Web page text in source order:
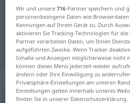
Deutsch-Türkisch
"wichtig"
"wichtig" Türkisch
„wichtig“:
Wir und unsere716-Partner speichern und
personenbezogene Daten wie
Kennungen auf Ihrem Gerät zu. Durch
aktivieren Sie Tracking-Technologien für
Partner verarbeiten Daten, um Ihnen
aufgeführten Zwecke. Wenn Tracker
Inhalte und Anzeigen möglicherweise nicht
können dieses Menü jederzeit wieder
ändern oder Ihre Einwilligung zu
Privatsphäre-Einstellungen am unteren
Einstellungen gelten innerhalb unseres
finden Sie in unserer Datenschutzerklärung.